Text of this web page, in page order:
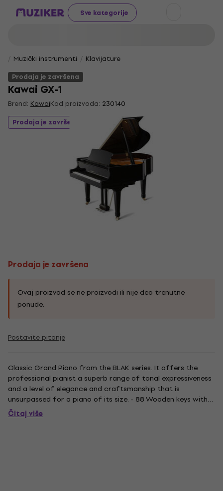
Sve kategorije
Muzički instrumenti
Klavijature
Prodaja je završena
Kawai GX-1
Brend: KawaiKod proizvoda: 230140
Prodaja je završena
Prodaja je završena
Ovaj proizvod se ne proizvodi ili nije deo trenutne
ponude.
Postavite pitanje
Classic Grand Piano from the BLAK series. It offers the
professional pianist a superb range of tonal expressiveness
and a level of elegance and craftsmanship that is
unsurpassed for a piano of its size. - 88 Wooden keys with
NEOTEX surface material - Mechanics: Millennium III with
parts made from Carbon Fiber - Three pedals -
Čitaj više